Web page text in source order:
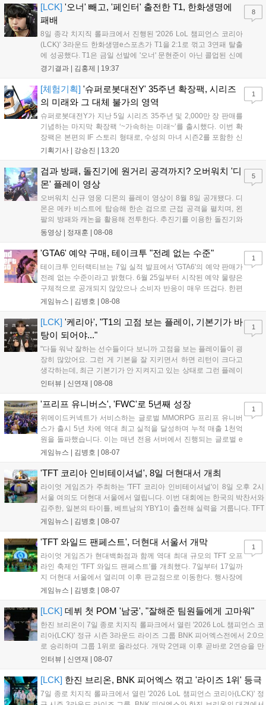
즈' 김수환의 인터뷰 내...
[LCK] '오너' 빼고, '페인터' 출전한 T1, 한화생명에
패배
8일 종각 치지직 롤파크에서 진행된 '2026 LoL 챔피언스 코리아
(LCK)' 3라운드 한화생명e스포츠가 T1을 2:1로 꺾고 3연패 탈출
에 성공했다. T1은 금일 선발에 '오너' 문현준이 아닌 콜업된 신예
'페인터' 김은후를 투입했지만, 결국 1:2로 패배하고 말았다. T1은
을 빼냈다....
경기결과 | 김홍제 | 19:37
8
[체험기획] '슈퍼로봇대전Y' 35주년 확장팩, 시리즈
의 미래와 그 대체 불가의 영역
슈퍼로봇대전Y가 지난 5일 시리즈 35주년 및 2,000만 장 판매를
기념하는 마지막 확장팩 ‘~가속하는 미래~’를 출시했다. 이번 확
장팩은 본편의 IF 스토리 형태로, 수성의 마녀 시즌2를 포함한 신
규 참전작과 크로스오버 합체기를 선보이며 작품을 완결 짓는다.
하는 몰입감 있는 서사와 조합을 구현하며 시리즈의 미래를 향한
새로운 가능성을 제시했다....
기획기사 | 강승진 | 13:20
1
검과 방패, 돌진기에 원거리 공격까지? 오버워치 '디
몬' 플레이 영상
오버워치 신규 영웅 디몬의 플레이 영상이 8월 8일 공개됐다. 디
몬은 메카 비스트에 탑승해 한손 검으로 근접 공격을 펼치며, 왼
팔의 방패와 캐논을 활용해 전투한다. 추진기를 이용한 돌진기와
참격 형태의 궁극기를 보유했고, 메카 파괴 시 맨몸으로 기관총을
산의 영웅들 업데이트를 통해 정식 출시될 예정이다....
동영상 | 정재훈 | 08-08
5
'GTA6' 예약 구매, 테이크투 "전례 없는 수준"
테이크투 인터랙티브는 7일 실적 발표에서 'GTA6'의 예약 판매가
전례 없는 수준이라고 밝혔다. 6월 25일부터 시작된 예약 물량은
구체적으로 공개되지 않았으나 소비자 반응이 매우 뜨겁다. 한편
11월 19일 PS5와 Xbox 시리즈 X|S로 정식 출시될 예정이며, 록
상 'Grand Theft Auto VI: An Extended Look'을 최초 공개할 계획
이다....
게임뉴스 | 김병호 | 08-08
1
[LCK] '케리아', "T1의 고점 보는 플레이, 기본기가 바
탕이 되어야..."
"다들 워낙 잘하는 선수들이다 보니까 고점을 보는 플레이들이 굉
장히 많았어요. 그런 게 기본을 잘 지키면서 하면 리턴이 크다고
생각하는데, 최근 기본기가 안 지켜지고 있는 상태로 그런 플레이
를 추구하다 보니까 팀적으로 안 좋은 사고가 계속 많이 났던 것
LoL 챔피언스 코리아(LCK)'...
인터뷰 | 신연재 | 08-08
1
'프리프 유니버스', 'FWC'로 5년째 성장
위메이드커넥트가 서비스하는 글로벌 MMORPG 프리프 유니버
스가 출시 5년 차에 역대 최고 실적을 달성하며 누적 매출 1천억
원을 돌파했습니다. 이는 매년 전용 서버에서 진행되는 글로벌 e
스포츠 대회 FWC의 영향이 큽니다. FWC는 이용자가 동일한 조
은 전년 대비 매출과 이용자 지표가 대폭 상승하는 성과를 냈습니
FWC 그랜드 파이널이 개최될 예정이며, 위메이드커넥트는 이를
통해 커뮤니티 중심의 장기 성장 모델을 지속할 방침입니다....
게임뉴스 | 김병호 | 08-07
1
'TFT 코리아 인비테이셔널', 8일 더현대서 개최
라이엇 게임즈가 주최하는 'TFT 코리아 인비테이셔널'이 8일 오후 2시
서울 여의도 더현대 서울에서 열립니다. 이번 대회에는 한국의 박찬서와
김주한, 일본의 타이틀, 베트남의 YBY1이 출전해 실력을 겨룹니다. TFT
는 소속팀 없이 개인 자격으로 참가하는 독특한 대회 구조를 가지며, 누
17일까지 이어지는 이번 행사는 신규 세트 체험과 공연 등 다양한 즐길
거리를 제공하며, 이후 현대백화점 판교점에서도 행사가 이어질 예정입
니다. 연말에는 라스베이거스 오픈이 개최됩니다....
게임뉴스 | 김병호 | 08-07
'TFT 와일드 팬페스트', 더현대 서울서 개막
라이엇 게임즈가 현대백화점과 함께 역대 최대 규모의 TFT 오프
라인 축제인 'TFT 와일드 팬페스트'를 개최했다. 7일부터 17일까
지 더현대 서울에서 열리며 이후 판교점으로 이동한다. 행사장에
는 체험, 스페셜, 무대 존이 마련됐으며 8일 오후 2시 인비테이셔
연 등 다채로운 일정이 준비되어 있다. 사전 예약은 조기 마감될
게임뉴스 | 김병호 | 08-07
1
[LCK] 데뷔 첫 POM '남궁', "잘해준 팀원들에게 고마워"
한진 브리온이 7일 종로 치지직 롤파크에서 열린 '2026 LoL 챔피언스 코
리아(LCK)' 정규 시즌 3라운드 라이즈 그룹 BNK 피어엑스전에서 2:0으
로 승리하며 그룹 1위로 올라섰다. 개막 2연패 이후 곧바로 2연승을 만
들어내면서 이어질 4라운드에 대한 기대감을 올렸다. 다음은 이날 데뷔
인터뷰 | 신연재 | 08-07
[LCK] 한진 브리온, BNK 피어엑스 꺾고 '라이즈 1위' 등극
7일 종로 치지직 롤파크에서 열린 '2026 LoL 챔피언스 코리아(LCK)' 정